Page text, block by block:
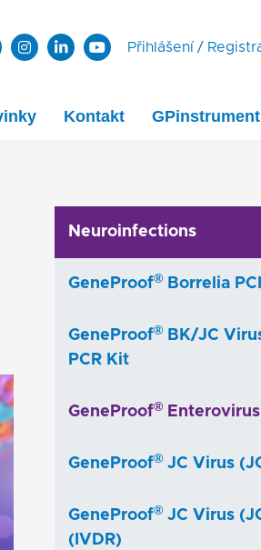
Přihlášení /
Kontakt
Neuroinfections
GeneProof® Borrelia
GeneProof®
BK/JC
PCR Kit
GeneProof®
GeneProof® JC Virus
GeneProof® JC Virus
(IVDR)